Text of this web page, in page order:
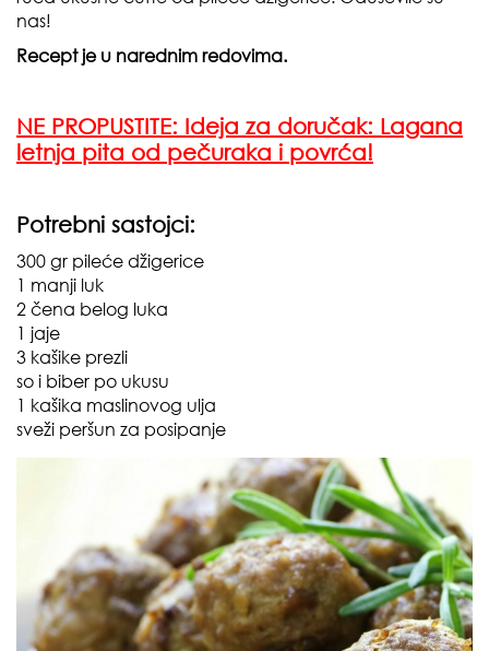
nas!
Recept je u narednim redovima.
NE PROPUSTITE: Ideja za doručak: Lagana
letnja pita od pečuraka i povrća!
Potrebni sastojci:
300 gr pileće džigerice
1 manji luk
2 čena belog luka
1 jaje
3 kašike prezli
so i biber po ukusu
1 kašika maslinovog ulja
sveži peršun za posipanje